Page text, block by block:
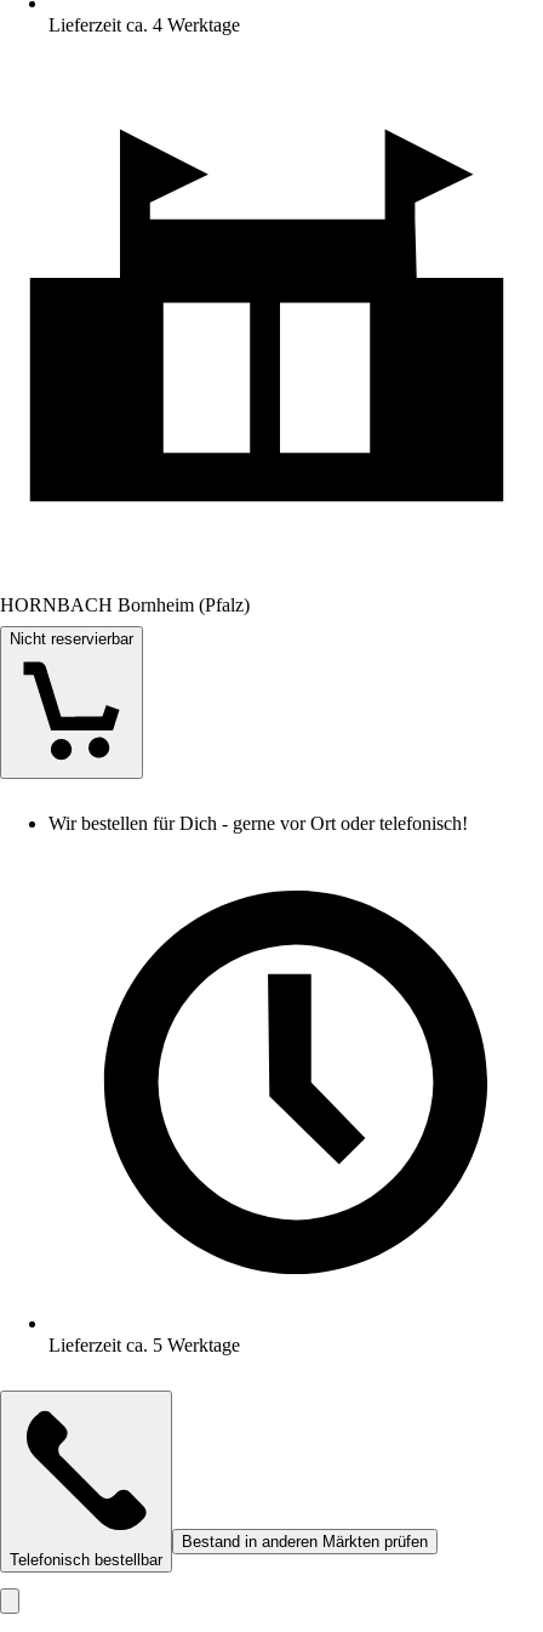
Lieferzeit ca. 4 Werktage
HORNBACH Bornheim (Pfalz)
Nicht reservierbar
Wir bestellen für Dich - gerne vor Ort oder telefonisch!
Lieferzeit ca. 5 Werktage
Telefonisch bestellbar
Bestand in anderen Märkten prüfen